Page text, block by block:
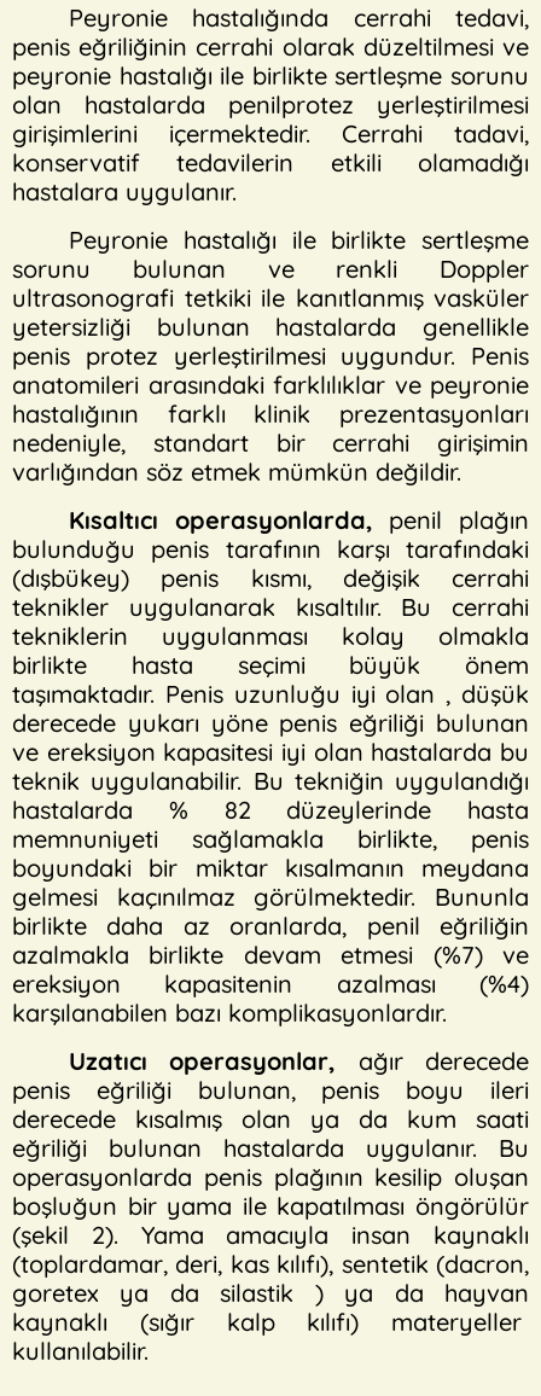
Peyronie hastalığında cerrahi tedavi,
penis eğriliğinin cerrahi olarak düzeltilmesi ve
peyronie hastalığı ile birlikte sertleşme sorunu
olan hastalarda penilprotez yerleştirilmesi
girişimlerini içermektedir. Cerrahi tadavi,
konservatif tedavilerin etkili olamadığı
hastalara uygulanır.
Peyronie hastalığı ile birlikte sertleşme
sorunu bulunan ve renkli Doppler
ultrasonografi tetkiki ile kanıtlanmış vasküler
yetersizliği bulunan hastalarda genellikle
penis protez yerleştirilmesi uygundur. Penis
anatomileri arasındaki farklılıklar ve peyronie
hastalığının farklı klinik prezentasyonları
nedeniyle, standart bir cerrahi girişimin
varlığından söz etmek mümkün değildir.
Kısaltıcı operasyonlarda, penil plağın
bulunduğu penis tarafının karşı tarafındaki
(dışbükey) penis kısmı, değişik cerrahi
teknikler uygulanarak kısaltılır. Bu cerrahi
tekniklerin uygulanması kolay olmakla
birlikte hasta seçimi büyük önem
taşımaktadır. Penis uzunluğu iyi olan , düşük
derecede yukarı yöne penis eğriliği bulunan
ve ereksiyon kapasitesi iyi olan hastalarda bu
teknik uygulanabilir. Bu tekniğin uygulandığı
hastalarda % 82 düzeylerinde hasta
memnuniyeti sağlamakla birlikte, penis
boyundaki bir miktar kısalmanın meydana
gelmesi kaçınılmaz görülmektedir. Bununla
birlikte daha az oranlarda, penil eğriliğin
azalmakla birlikte devam etmesi (%7) ve
ereksiyon kapasitenin azalması (%4)
karşılanabilen bazı komplikasyonlardır.
Uzatıcı operasyonlar, ağır derecede
penis eğriliği bulunan, penis boyu ileri
derecede kısalmış olan ya da kum saati
eğriliği bulunan hastalarda uygulanır. Bu
operasyonlarda penis plağının kesilip oluşan
boşluğun bir yama ile kapatılması öngörülür
(şekil 2). Yama amacıyla insan kaynaklı
(toplardamar, deri, kas kılıfı), sentetik (dacron,
goretex ya da silastik ) ya da hayvan
kaynaklı (sığır kalp kılıfı) materyeller
kullanılabilir.